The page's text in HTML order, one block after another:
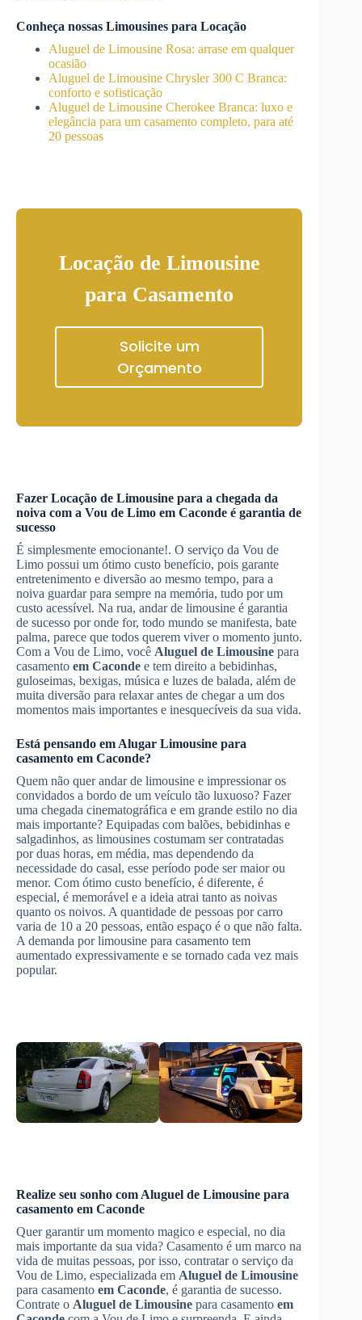
Conheça nossas Limousines para Locação
Aluguel de Limousine Rosa: arrase em qualquer
ocasião
Aluguel de Limousine Chrysler 300 C Branca:
conforto e sofisticação
Aluguel de Limousine Cherokee Branca: luxo e
elegância para um casamento completo, para até
20 pessoas
Locação de Limousine
para Casamento
Solicite um
Orçamento
Fazer Locação de Limousine para a chegada da
noiva com a Vou de Limo em Caconde é garantia de
sucesso
É simplesmente emocionante!. O serviço da Vou de
Limo possui um ótimo custo benefício, pois garante
entretenimento e diversão ao mesmo tempo, para a
noiva guardar para sempre na memória, tudo por um
custo acessível. Na rua, andar de limousine é garantia
de sucesso por onde for, todo mundo se manifesta, bate
palma, parece que todos querem viver o momento junto.
Com a Vou de Limo, você Aluguel de Limousine para
casamento em Caconde e tem direito a bebidinhas,
guloseimas, bexigas, música e luzes de balada, além de
muita diversão para relaxar antes de chegar a um dos
momentos mais importantes e inesquecíveis da sua vida.
Está pensando em Alugar Limousine para
casamento em Caconde?
Quem não quer andar de limousine e impressionar os
convidados a bordo de um veículo tão luxuoso? Fazer
uma chegada cinematográfica e em grande estilo no dia
mais importante? Equipadas com balões, bebidinhas e
salgadinhos, as limousines costumam ser contratadas
por duas horas, em média, mas dependendo da
necessidade do casal, esse período pode ser maior ou
menor. Com ótimo custo benefício, é diferente, é
especial, é memorável e a ideia atrai tanto as noivas
quanto os noivos. A quantidade de pessoas por carro
varia de 10 a 20 pessoas, então espaço é o que não falta.
A demanda por limousine para casamento tem
aumentado expressivamente e se tornado cada vez mais
popular.
Realize seu sonho com Aluguel de Limousine para
casamento em Caconde
Quer garantir um momento magico e especial, no dia
mais importante da sua vida? Casamento é um marco na
vida de muitas pessoas, por isso, contratar o serviço da
Vou de Limo, especializada em Aluguel de Limousine
para casamento em Caconde, é garantia de sucesso.
Contrate o Aluguel de Limousine para casamento em